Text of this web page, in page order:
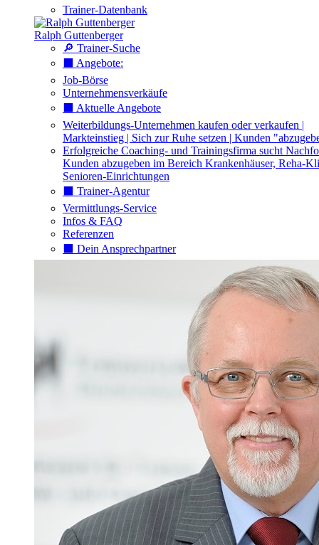
Trainer-Datenbank
Ralph Guttenberger
🔎 Trainer-Suche
⬛️ Angebote:
Job-Börse
Unternehmensverkäufe
⬛️ Aktuelle Angebote
Weiterbildungs-Unternehmen kaufen oder verkaufen |
Markteinstieg | Sich zur Ruhe setzen | Kunden
Erfolgreiche Coaching- und Trainingsfirma sucht
Kunden abzugeben im Bereich Krankenhäuser, Reha-
Senioren-Einrichtungen
⬛️ Trainer-Agentur
Vermittlungs-Service
Infos & FAQ
Referenzen
⬛️ Dein Ansprechpartner